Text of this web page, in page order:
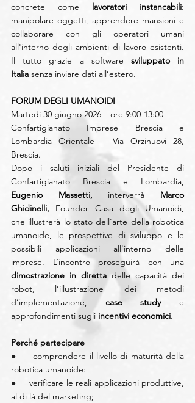
concrete come lavoratori instancabili:
manipolare oggetti, apprendere mansioni e
collaborare con gli operatori umani
all'interno degli ambienti di lavoro esistenti.
Il tutto grazie a software sviluppato in
Italia senza inviare dati all’estero.
FORUM DEGLI UMANOIDI
Martedì 30 giugno 2026 – ore 9:00-13:00
Confartigianato Imprese Brescia e
Lombardia Orientale – Via Orzinuovi 28,
Brescia.
Dopo i saluti iniziali del Presidente di
Eugenio Massetti, interverrà Marco
Ghidinelli, Founder Casa degli Umanoidi,
che illustrerà lo stato dell'arte della robotica
umanoide, le prospettive di sviluppo e le
possibili applicazioni all'interno delle
dimostrazione in diretta delle capacità dei
robot, l’illustrazione dei metodi
d’implementazione, case study e
approfondimenti sugli incentivi economici.
Perché partecipare
● comprendere il livello di maturità della
robotica umanoide:
● verificare le reali applicazioni produttive,
al di là del marketing;